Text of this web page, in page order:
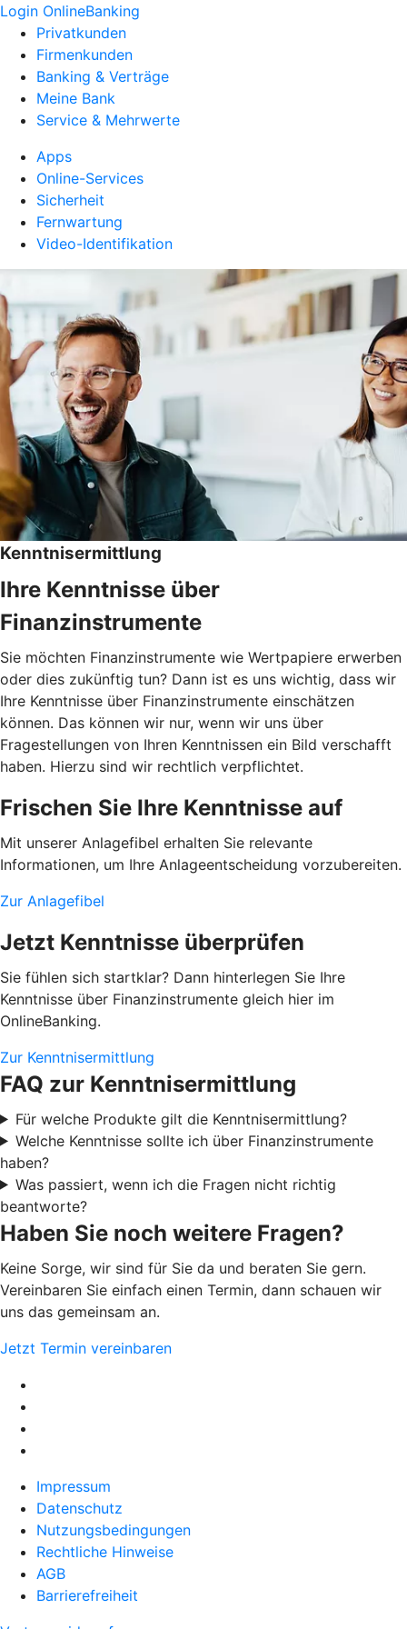
Login OnlineBanking
Privatkunden
Firmenkunden
Banking & Verträge
Meine Bank
Service & Mehrwerte
Apps
Online-Services
Sicherheit
Fernwartung
Video-Identifikation
Kenntnisermittlung
Ihre Kenntnisse über
Finanzinstrumente
Sie möchten Finanzinstrumente wie Wertpapiere erwerben
oder dies zukünftig tun? Dann ist es uns wichtig, dass wir
Ihre Kenntnisse über Finanzinstrumente einschätzen
können. Das können wir nur, wenn wir uns über
Fragestellungen von Ihren Kenntnissen ein Bild verschafft
haben. Hierzu sind wir rechtlich verpflichtet.
Frischen Sie Ihre Kenntnisse auf
Mit unserer Anlagefibel erhalten Sie relevante
Informationen, um Ihre Anlageentscheidung vorzubereiten.
Zur Anlagefibel
Jetzt Kenntnisse überprüfen
Sie fühlen sich startklar? Dann hinterlegen Sie Ihre
Kenntnisse über Finanzinstrumente gleich hier im
OnlineBanking.
Zur Kenntnisermittlung
FAQ zur Kenntnisermittlung
Für welche Produkte gilt die Kenntnisermittlung?
Welche Kenntnisse sollte ich über Finanzinstrumente
haben?
Was passiert, wenn ich die Fragen nicht richtig
beantworte?
Haben Sie noch weitere Fragen?
Keine Sorge, wir sind für Sie da und beraten Sie gern.
Vereinbaren Sie einfach einen Termin, dann schauen wir
uns das gemeinsam an.
Jetzt Termin vereinbaren
Impressum
Datenschutz
Nutzungsbedingungen
Rechtliche Hinweise
AGB
Barrierefreiheit